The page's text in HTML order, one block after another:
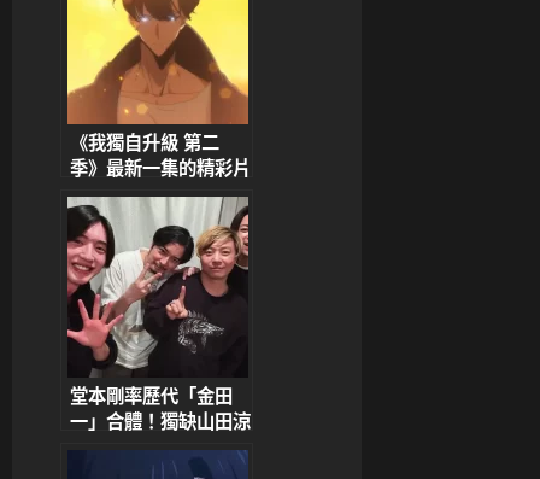
《我獨自升級 第二
季》最新一集的精彩片
段正式公開！成振宇
vs 蟻王對決帥炸，粉
絲直呼：這集太燃了！
堂本剛率歷代「金田
一」合體！獨缺山田涼
介，松本潤搞笑喊話：
「4代目，拜託了！」